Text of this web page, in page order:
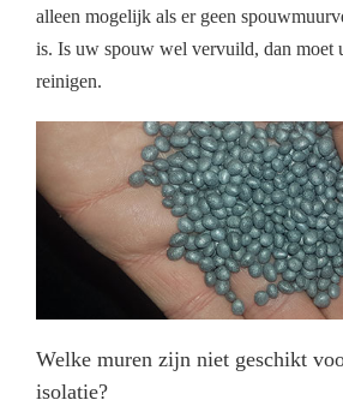
alleen mogelijk als er geen
is. Is uw spouw wel vervuild, dan moet
reinigen.
Welke muren zijn niet geschikt
isolatie?